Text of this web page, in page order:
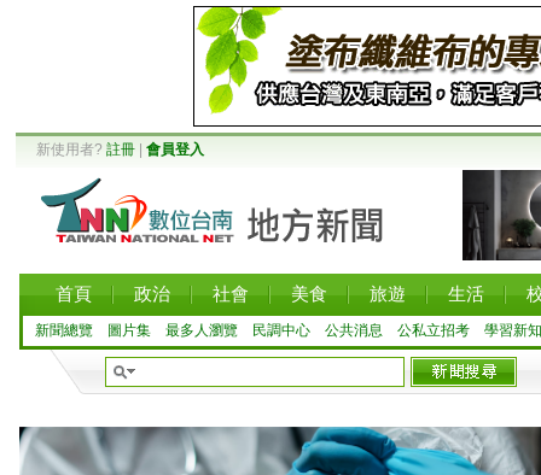
新使用者? 註冊 會員登入
首頁 政治 社會 美食 旅遊 生活
新聞總覽 圖片集 最多人瀏覽 民調中心 公共消息 公私立招考 學習新知